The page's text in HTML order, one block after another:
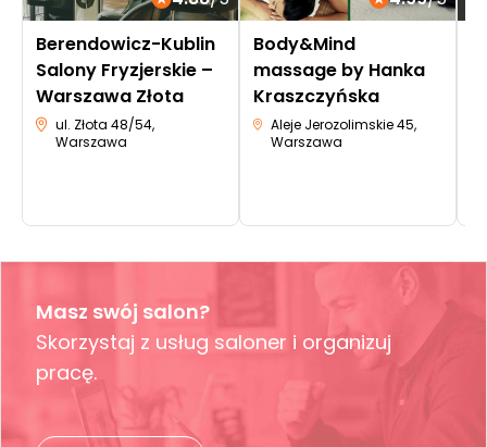
Berendowicz-Kublin
Salony Fryzjerskie –
Warszawa Złota
ul. Złota 48/54,
Warszawa
Body&Mind
massage by Hanka
Kraszczyńska
Aleje Jerozolimskie 45,
Warszawa
Masz swój salon?
Skorzystaj z usług saloner i organizuj
pracę.